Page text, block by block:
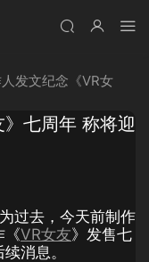
发文纪念《VR女
七周年 称将迎
过去，今天前制作
《VR女友》发售七
消息。